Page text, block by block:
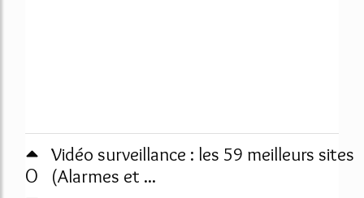
0
Vidéo surveillance : les 59 meilleurs sites
(Alarmes et ...